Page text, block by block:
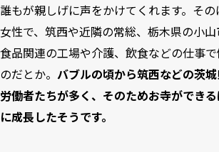
誰もが親しげに声をかけてくれます。そ
女性で、筑西や近隣の常総、栃木県の小
食品関連の工場や介護、飲食などの仕事
のだとか。 バブルの頃から筑西などの茨
労働者たちが多く、そのためお寺ができ
に成長したそうです。